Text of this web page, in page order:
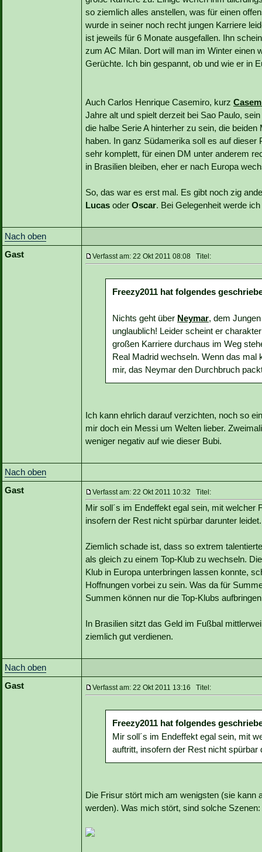
so ziemlich alles anstellen, was für einen
wurde in seiner noch recht jungen Karriere
ist jeweils für 6 Monate ausgefallen. Ihn
zum AC Milan. Dort will man im Winter einen
Gerüchte. Ich bin gespannt, ob und wie er in
Auch Carlos Henrique Casemiro, kurz
Jahre alt und spielt derzeit bei Sao Paulo,
die halbe Serie A hinterher zu sein, die
haben. In ganz Südamerika soll es auf
sehr komplett, für einen DM unter anderem
in Brasilien bleiben, eher er nach Europa
So, das war es erst mal. Es gibt noch zig
Lucas oder Oscar. Bei Gelegenheit werde
Nach oben
Gast
Verfasst am: 22 Okt 2011 08:08 Titel:
Freezy2011 hat folgendes
Nichts geht über Neymar, dem
unglaublich! Leider scheint er
großen Karriere durchaus im Weg
Real Madrid wechseln. Wenn das
mir, das Neymar den Durchbruch
Ich kann ehrlich darauf verzichten, noch so
mir doch ein Messi um Welten lieber.
weniger negativ auf wie dieser Bubi.
Nach oben
Gast
Verfasst am: 22 Okt 2011 10:32 Titel:
Mir soll´s im Endeffekt egal sein, mit welcher
insofern der Rest nicht spürbar darunter leidet.
Ziemlich schade ist, dass so extrem
als gleich zu einem Top-Klub zu wechseln.
Klub in Europa unterbringen lassen konnte,
Hoffnungen vorbei zu sein. Was da für
Summen können nur die Top-Klubs
In Brasilien sitzt das Geld im Fußbal
ziemlich gut verdienen.
Nach oben
Gast
Verfasst am: 22 Okt 2011 13:16 Titel:
Freezy2011 hat folgendes
Mir soll´s im Endeffekt egal sein, mit
auftritt, insofern der Rest nicht spürbar
Die Frisur stört mich am wenigsten (sie kann
werden). Was mich stört, sind solche Szenen: